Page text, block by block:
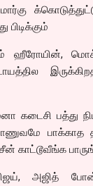
பிடிக்கும்
ஹீரோயின்,
கடைசி பத்து
காட்டூவீங்க
அஜித்